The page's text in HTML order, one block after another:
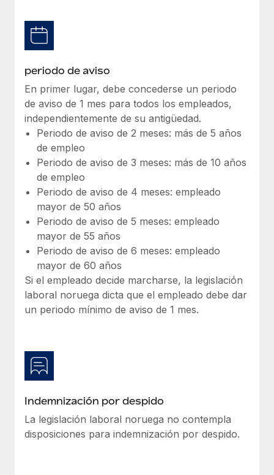
Proporciona dispositivos tecnológicos y contrólalos
en todo el mundo.
Apertura de entidades
Abre entidades conforme a la legalidad enseguida.
Movilidad y reubicación
Reubica a los empleados con facilidad.
Prestaciones
Gestiona las prestaciones de los empleados sin
complicaciones.
Explora el blog
Novedades de producto de Remote:
Integraciones con Gusto y Xero y Contractor
Management Plus
La misión de Remote sigue siendo ayudar a empresas de
todos los tamaños a contratar, gestionar y...
Más información
Pento se convierte en un empleador equitativo
con Remote
Gestionar las nóminas internamente es complicado. Tardas
semanas en hacerlo manualmente y, al mes...
Más información
periodo de aviso
En primer lugar, debe concederse un periodo
de aviso de 1 mes para todos los empleados,
independientemente de su antigüedad.
Periodo de aviso de 2 meses: más de 5 años
de empleo
Periodo de aviso de 3 meses: más de 10 años
de empleo
Periodo de aviso de 4 meses: empleado
mayor de 50 años
Periodo de aviso de 5 meses: empleado
mayor de 55 años
Periodo de aviso de 6 meses: empleado
mayor de 60 años
Si el empleado decide marcharse, la legislación
laboral noruega dicta que el empleado debe dar
un periodo mínimo de aviso de 1 mes.
Indemnización por despido
La legislación laboral noruega no contempla
disposiciones para indemnización por despido.